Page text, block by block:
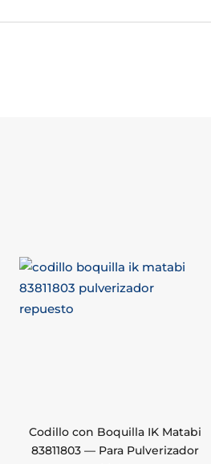
Codillo con Boquilla IK Matabi
83811803 — Para Pulverizador